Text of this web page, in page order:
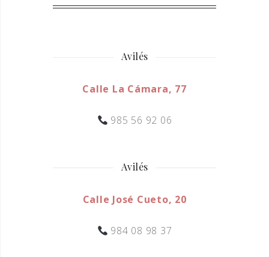
Avilés
Calle La Cámara, 77
985 56 92 06
Avilés
Calle José Cueto, 20
984 08 98 37